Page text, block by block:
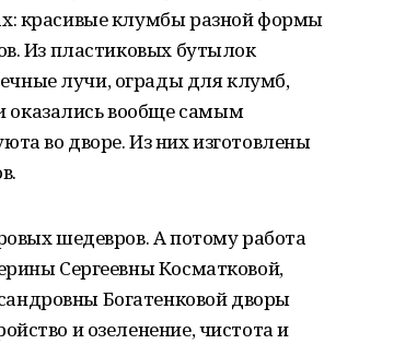
красивые клумбы разной формы
Из пластиковых бутылок
лучи, ограды для клумб,
вообще самым
во дворе. Из них изготовлены
шедевров. А потому работа
Сергеевны Косматковой,
Богатенковой дворы
и озеленение, чистота и